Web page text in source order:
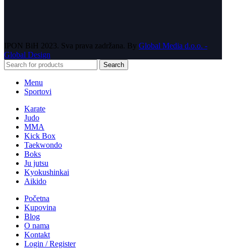
IPON BiH 2023. Sva prava zadržana. By Global Media d.o.o. -
Global Design
Search
Menu
Sportovi
Karate
Judo
MMA
Kick Box
Taekwondo
Boks
Ju jutsu
Kyokushinkai
Aikido
Početna
Kupovina
Blog
O nama
Kontakt
Login / Register